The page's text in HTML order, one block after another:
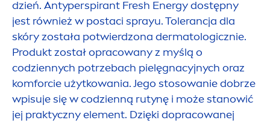
dzień. Antyperspirant Fresh Energy dostępny
jest również w postaci sprayu. Tolerancja dla
skóry została potwierdzona dermatologicznie.
Produkt został opracowany z myślą o
codziennych potrzebach pielęgnacyjnych oraz
komforcie użytkowania. Jego stosowanie dobrze
wpisuje się w codzienną rutynę i może stanowić
jej praktyczny element. Dzięki dopracowanej